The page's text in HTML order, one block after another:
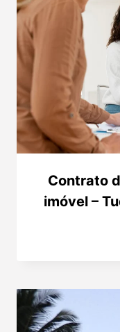
Contrato
imóvel –